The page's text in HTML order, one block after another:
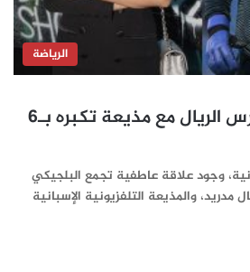
الرياضة
علاقة عاطفية لحارس الريال مع مذيعة تكبره بـ6
وجود علاقة عاطفية تجمع البلجيكي
مدريد، والمذيعة التلفزيونية الإسبانية